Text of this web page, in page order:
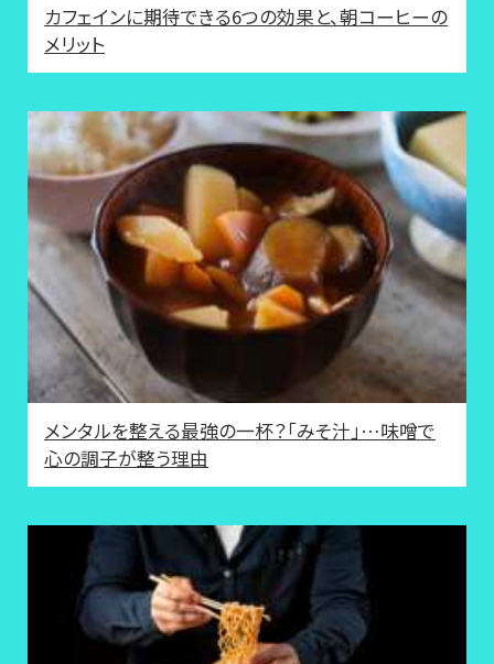
カフェインに期待できる6つの効果と、朝コーヒーの
メリット
メンタルを整える最強の一杯？「みそ汁」…味噌で
心の調子が整う理由